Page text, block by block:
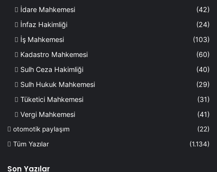
İdare Mahkemesi
(42)
İnfaz Hakimliği
(24)
İş Mahkemesi
(103)
Kadastro Mahkemesi
(60)
Sulh Ceza Hakimliği
(40)
Sulh Hukuk Mahkemesi
(29)
Tüketici Mahkemesi
(31)
Vergi Mahkemesi
(41)
otomotik paylaşım
(22)
Tüm Yazılar
(1.134)
Son Yazılar